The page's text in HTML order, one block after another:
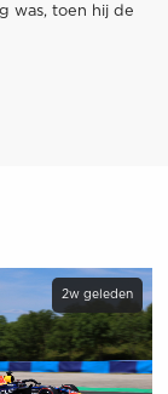
was, toen hij de
2w geleden